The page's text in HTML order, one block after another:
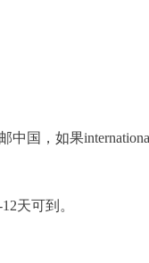
中国，如果
天可到。